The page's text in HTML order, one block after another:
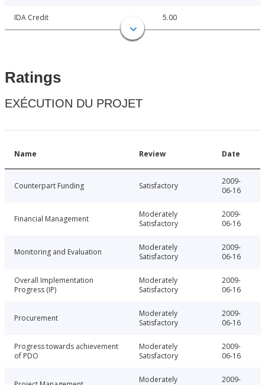
IDA Credit 5.00
Ratings
EXÉCUTION DU PROJET
Name Review Date
Counterpart Funding Satisfactory
2009-
06-16
Financial Management
Moderately
Satisfactory
2009-
06-16
Monitoring and Evaluation
Moderately
Satisfactory
2009-
06-16
Overall Implementation
Progress (IP)
Moderately
Satisfactory
2009-
06-16
Procurement
Moderately
Satisfactory
2009-
06-16
Progress towards achievement
of PDO
Moderately
Satisfactory
2009-
06-16
Moderately
2009-